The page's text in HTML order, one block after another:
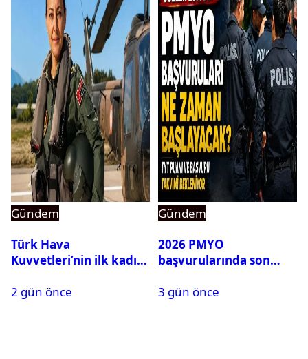
Gündem
Türk Hava
Kuvvetleri’nin ilk kadın
Karapınar hakkında
2 gün önce
Gündem
2026 PMYO
başvurularında son
3 gün önce